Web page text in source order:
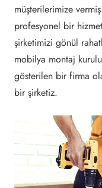
müşterilerimize
profesyonel bir
şirketimizi gönül
mobilya montaj
gösterilen bir firma
bir şirketiz.